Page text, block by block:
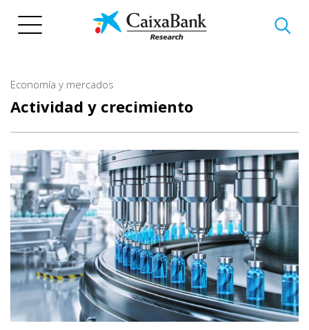
Economía y mercados
Actividad y crecimiento